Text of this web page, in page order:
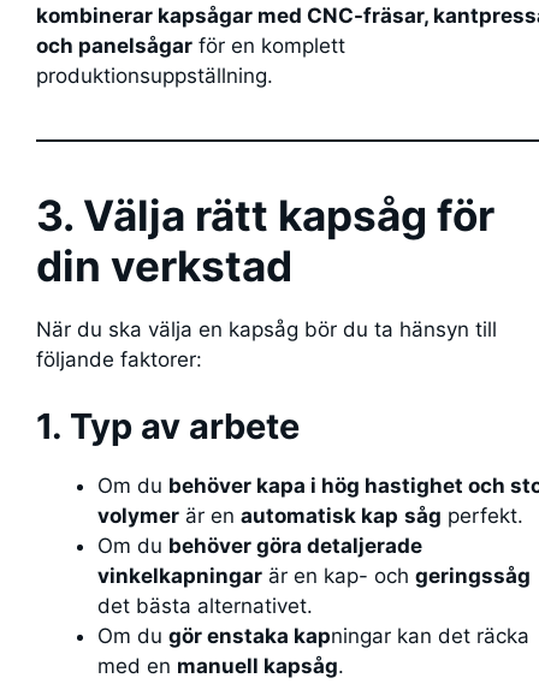
kombinerar kapsågar med CNC-fräsar,
och panelsågar för en komplett
produktionsuppställning.
3. Välja rätt kapsåg för
din verkstad
När du ska välja en kapsåg bör du ta hänsyn till
följande faktorer:
1. Typ av arbete
Om du behöver kapa i hög hastighet och
volymer är en automatisk kap såg perfekt.
Om du behöver göra detaljerade
vinkelkapningar är en kap- och geringssåg
det bästa alternativet.
Om du gör enstaka kapningar kan det räcka
med en manuell kapsåg.